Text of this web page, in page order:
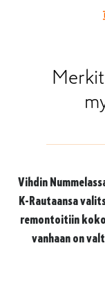
Vihdin
K-Rautaansa
remontoitiin
vanhaan on